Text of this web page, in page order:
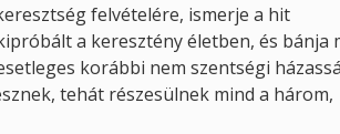
felvételére, ismerje a hit
a keresztény életben, és bánja
korábbi nem szentségi
tehát részesülnek mind a három,